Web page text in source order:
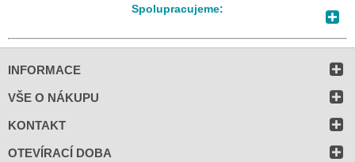
Spolupracujeme:
INFORMACE
VŠE O NÁKUPU
KONTAKT
OTEVÍRACÍ DOBA